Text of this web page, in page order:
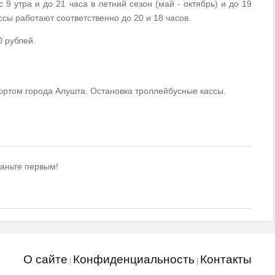
9 утра и до 21 часа в летний сезон (май - октябрь) и до 19
работают соответственно до 20 и 18 часов.
города Алушта. Остановка троллейбусные кассы.
первым!
О сайте | Конфиденциальность | Контакты